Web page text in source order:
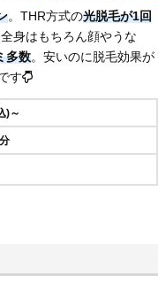
。THR方式の光脱毛が1回
身はもちろん顔やうな
多数。安いのに脱毛効果が
す
)～